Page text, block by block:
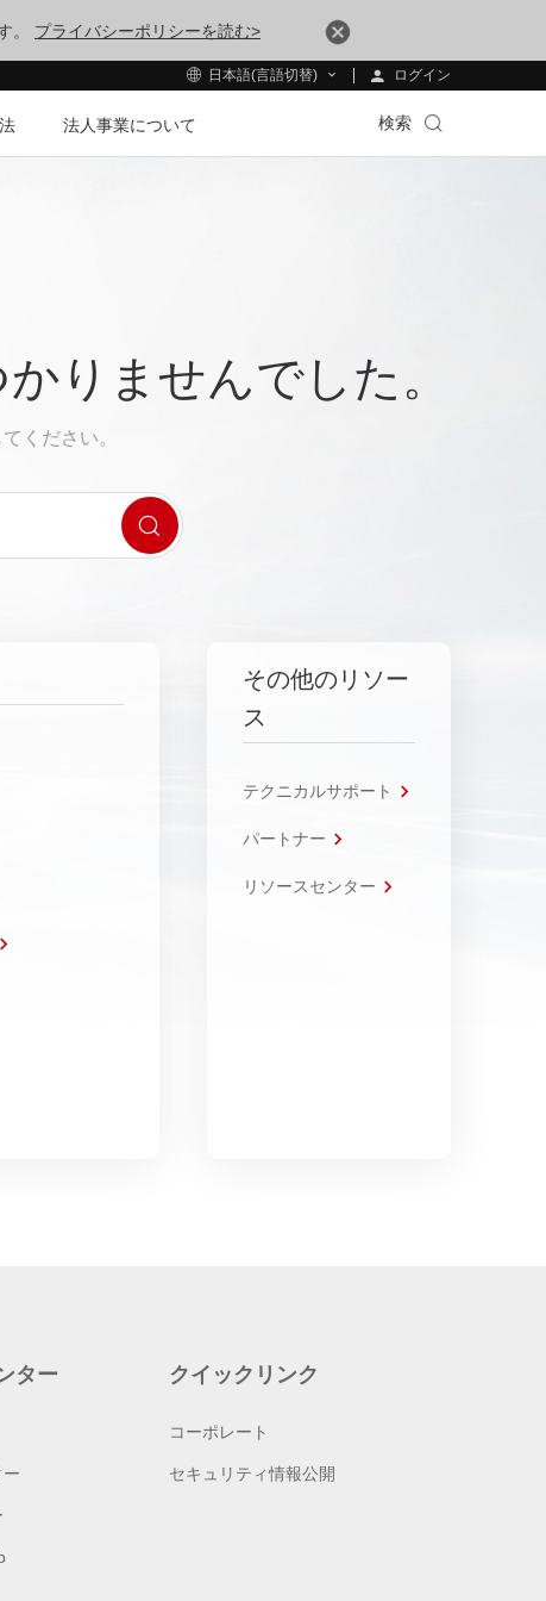
。 プライバシーポリシーを読む>
日本語(言語切替) ログイン
法人事業について 検索
りませんでした。
ください。
その他のリソー
ス
テクニカルサポート
パートナー
リソースセンター
ター クイックリンク
コーポレート
セキュリティ情報公開